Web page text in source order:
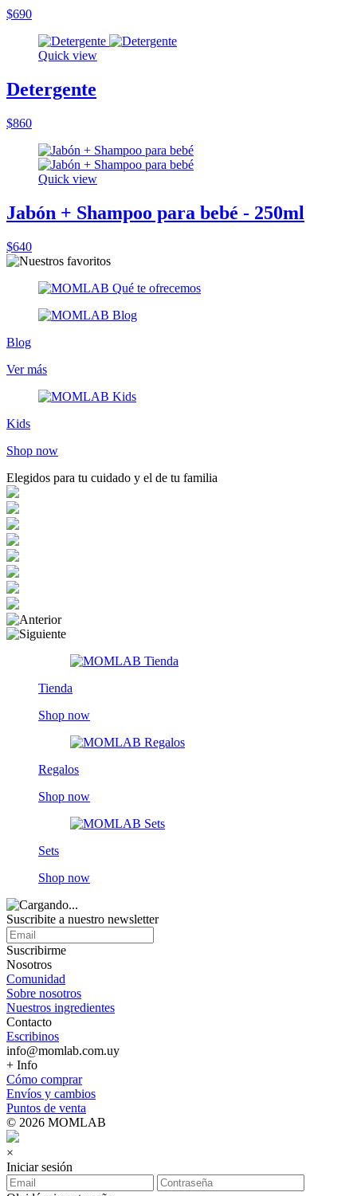
$690
Quick view
Detergente
$860
Quick view
Jabón + Shampoo para bebé - 250ml
$640
Blog
Ver más
Kids
Shop now
Elegidos para tu cuidado y el de tu familia
Tienda
Shop now
Regalos
Shop now
Sets
Shop now
Suscribite a nuestro newsletter
Suscribirme
Nosotros
Comunidad
Sobre nosotros
Nuestros ingredientes
Contacto
Escribinos
info@momlab.com.uy
+ Info
Cómo comprar
Envíos y cambios
Puntos de venta
© 2026 MOMLAB
×
Iniciar sesión